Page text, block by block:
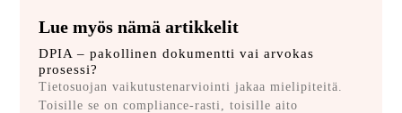
Lue myös nämä artikkelit
DPIA – pakollinen dokumentti vai arvokas
prosessi?
Tietosuojan vaikutustenarviointi jakaa mielipiteitä.
Toisille se on compliance-rasti, toisille aito